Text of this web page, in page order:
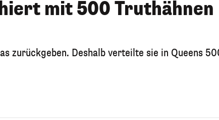
mit 500 Truthähnen
zurückgeben. Deshalb verteilte sie in Queens